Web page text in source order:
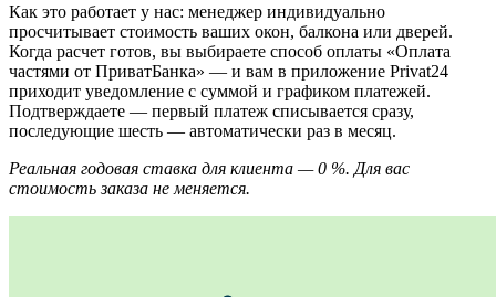
Как это работает у нас: менеджер индивидуально
просчитывает стоимость ваших окон, балкона или дверей.
Когда расчет готов, вы выбираете способ оплаты «Оплата
частями от ПриватБанка» — и вам в приложение Privat24
приходит уведомление с суммой и графиком платежей.
Подтверждаете — первый платеж списывается сразу,
последующие шесть — автоматически раз в месяц.
Реальная годовая ставка для клиента — 0 %. Для вас
стоимость заказа не меняется.